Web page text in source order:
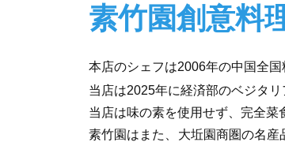
素竹園創意料
本店のシェフは2006年の中国全
当店は2025年に経済部のベジタ
当店は味の素を使用せず、完全菜
素竹園はまた、大坵園商圏の名